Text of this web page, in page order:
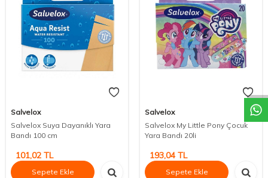
DESTEK
Salvelox
Salvelox Suya Dayanıklı Yara
Bandı 100 cm
101,02 TL
Sepete Ekle
Salvelox
Salvelox My Little Pony Çocuk
Yara Bandı 20li
193,04 TL
Sepete Ekle